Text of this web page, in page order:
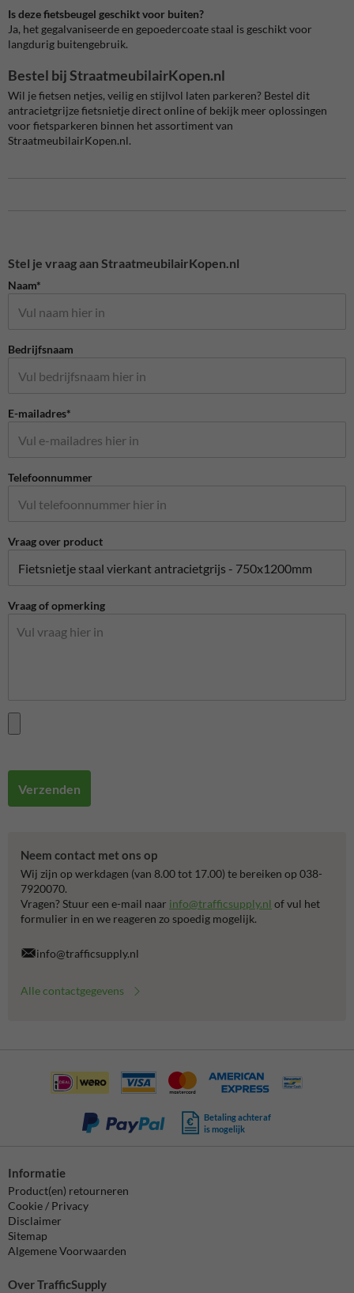
Is deze fietsbeugel geschikt voor buiten?
Ja, het gegalvaniseerde en gepoedercoate staal is geschikt voor
langdurig buitengebruik.
Bestel bij StraatmeubilairKopen.nl
Wil je fietsen netjes, veilig en stijlvol laten parkeren? Bestel dit
antracietgrijze fietsnietje direct online of bekijk meer oplossingen
voor fietsparkeren binnen het assortiment van
StraatmeubilairKopen.nl.
Stel je vraag aan StraatmeubilairKopen.nl
Naam*
Bedrijfsnaam
E-mailadres*
Telefoonnummer
Vraag over product
Vraag of opmerking
Verzenden
Neem contact met ons op
Wij zijn op werkdagen (van 8.00 tot 17.00) te bereiken op 038-
7920070.
Vragen? Stuur een e-mail naar info@trafficsupply.nl of vul het
formulier in en we reageren zo spoedig mogelijk.
info@trafficsupply.nl
Alle contactgegevens
Betaling achteraf
is mogelijk
Informatie
Product(en) retourneren
Cookie / Privacy
Disclaimer
Sitemap
Algemene Voorwaarden
Over TrafficSupply